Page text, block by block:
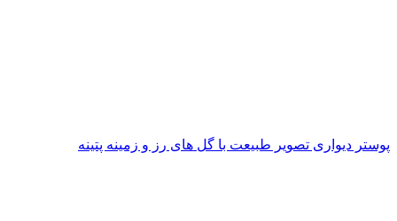
پوستر دیواری تصویر طبیعت با گل های رز و زمینه پتینه